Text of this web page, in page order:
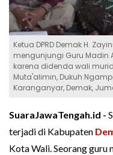
Ketua DPRD Demak H.
mengunjungi Guru
karena didenda wali
Muta'alimin, Dukuh
Karanganyar, Demak,
SuaraJawaTengah.id -
terjadi di Kabupaten
Kota Wali. Seorang guru